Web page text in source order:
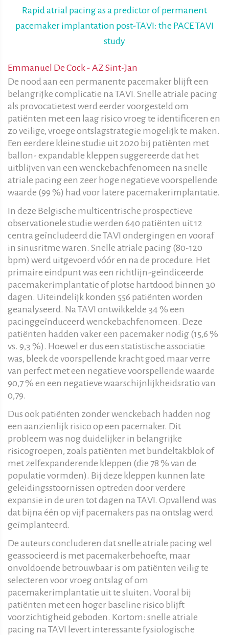
Rapid atrial pacing as a predictor of permanent
pacemaker implantation post-TAVI: the PACE TAVI
study
Emmanuel De Cock - AZ Sint-Jan
De nood aan een permanente pacemaker blijft een
belangrijke complicatie na TAVI. Snelle atriale pacing
als provocatietest werd eerder voorgesteld om
patiënten met een laag risico vroeg te identificeren en
zo veilige, vroege ontslagstrategie mogelijk te maken.
Een eerdere kleine studie uit 2020 bij patiënten met
ballon- expandable kleppen suggereerde dat het
uitblijven van een wenckebachfenomeen na snelle
atriale pacing een zeer hoge negatieve voorspellende
waarde (99 %) had voor latere pacemakerimplantatie.
In deze Belgische multicentrische prospectieve
observationele studie werden 640 patiënten uit 12
centra geïncludeerd die TAVI ondergingen en vooraf
in sinusritme waren. Snelle atriale pacing (80-120
bpm) werd uitgevoerd vóór en na de procedure. Het
primaire eindpunt was een richtlijn-geïndiceerde
pacemakerimplantatie of plotse hartdood binnen 30
dagen. Uiteindelijk konden 556 patiënten worden
geanalyseerd. Na TAVI ontwikkelde 34 % een
pacinggeïnduceerd wenckebachfenomeen. Deze
patiënten hadden vaker een pacemaker nodig (15,6 %
vs. 9,3 %). Hoewel er dus een statistische associatie
was, bleek de voorspellende kracht goed maar verre
van perfect met een negatieve voorspellende waarde
90,7 % en een negatieve waarschijnlijkheidsratio van
0,79.
Dus ook patiënten zonder wenckebach hadden nog
een aanzienlijk risico op een pacemaker. Dit
probleem was nog duidelijker in belangrijke
risicogroepen, zoals patiënten met bundeltakblok of
met zelfexpanderende kleppen (die 78 % van de
populatie vormden). Bij deze kleppen kunnen late
geleidingsstoornissen optreden door verdere
expansie in de uren tot dagen na TAVI. Opvallend was
dat bijna één op vijf pacemakers pas na ontslag werd
geïmplanteerd.
De auteurs concluderen dat snelle atriale pacing wel
geassocieerd is met pacemakerbehoefte, maar
onvoldoende betrouwbaar is om patiënten veilig te
selecteren voor vroeg ontslag of om
pacemakerimplantatie uit te sluiten. Vooral bij
patiënten met een hoger baseline risico blijft
voorzichtigheid geboden. Kortom: snelle atriale
pacing na TAVI levert interessante fysiologische